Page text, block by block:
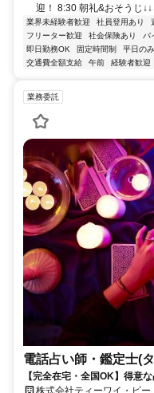
迎！ 8:30 朝礼&おそうじ
業界未経験者歓迎 社員登用あり
フリーター歓迎
社会保険あり バ
即日勤務OK
固定時間制 平日の
交通費全額支給
午前 経験者歓迎
業務委託
電話占い師・鑑定士(
【完全在宅・全国OK】得意
株式会社ティーワイ・ピー